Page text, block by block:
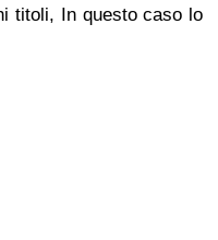
titoli, In questo caso lo